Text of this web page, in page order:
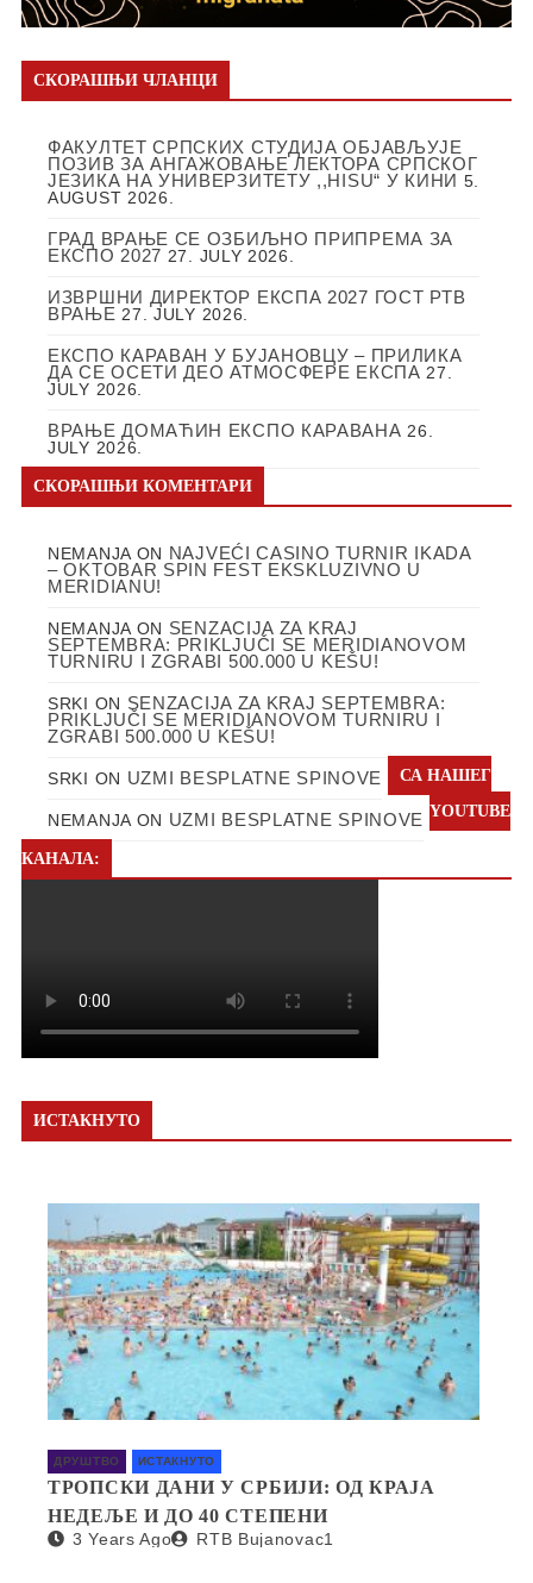
СКОРАШЊИ ЧЛАНЦИ
ФАКУЛТЕТ СРПСКИХ СТУДИЈА ОБЈАВЉУЈЕ
ПОЗИВ ЗА АНГАЖОВАЊЕ ЛЕКТОРА СРПСКОГ
ЈЕЗИКА НА УНИВЕРЗИТЕТУ ,,HISU“ У КИНИ 5.
AUGUST 2026.
ГРАД ВРАЊЕ СЕ ОЗБИЉНО ПРИПРЕМА ЗА
ЕКСПО 2027 27. JULY 2026.
ИЗВРШНИ ДИРЕКТОР ЕКСПА 2027 ГОСТ РТВ
ВРАЊЕ 27. JULY 2026.
ЕКСПО КАРАВАН У БУЈАНОВЦУ – ПРИЛИКА
ДА СЕ ОСЕТИ ДЕО АТМОСФЕРЕ ЕКСПА 27.
JULY 2026.
ВРАЊЕ ДОМАЋИН ЕКСПО КАРАВАНА 26.
JULY 2026.
СКОРАШЊИ КОМЕНТАРИ
NEMANJAON NAJVEĆI CASINO TURNIR IKADA
– OKTOBAR SPIN FEST EKSKLUZIVNO U
MERIDIANU!
NEMANJAON SENZACIJA ZA KRAJ
SEPTEMBRA: PRIKLJUČI SE MERIDIANOVOM
TURNIRU I ZGRABI 500.000 U KEŠU!
SRKI ON SENZACIJA ZA KRAJ SEPTEMBRA:
PRIKLJUČI SE MERIDIANOVOM TURNIRU I
ZGRABI 500.000 U KEŠU!
SRKI ON UZMI BESPLATNE SPINOVE
NEMANJAON UZMI BESPLATNE SPINOVE
СА НАШЕГ
YOUTUBE
КАНАЛА:
ИСТАКНУТО
ДРУШТВО ИСТАКНУТО
ТРОПСКИ ДАНИ У СРБИЈИ: ОД КРАЈА
НЕДЕЉЕ И ДО 40 СТЕПЕНИ
3 Years Ago RTB Bujanovac1